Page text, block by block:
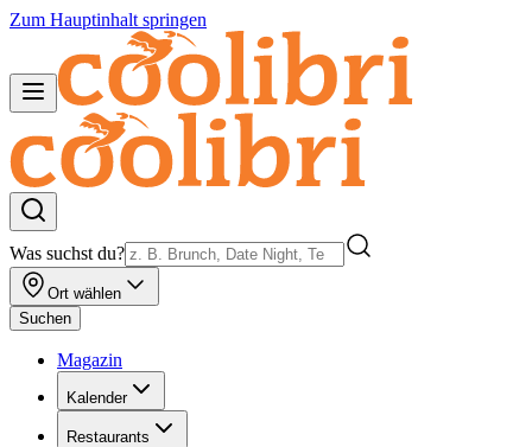
Zum Hauptinhalt springen
Was suchst du?
Ort wählen
Suchen
Magazin
Kalender
Restaurants